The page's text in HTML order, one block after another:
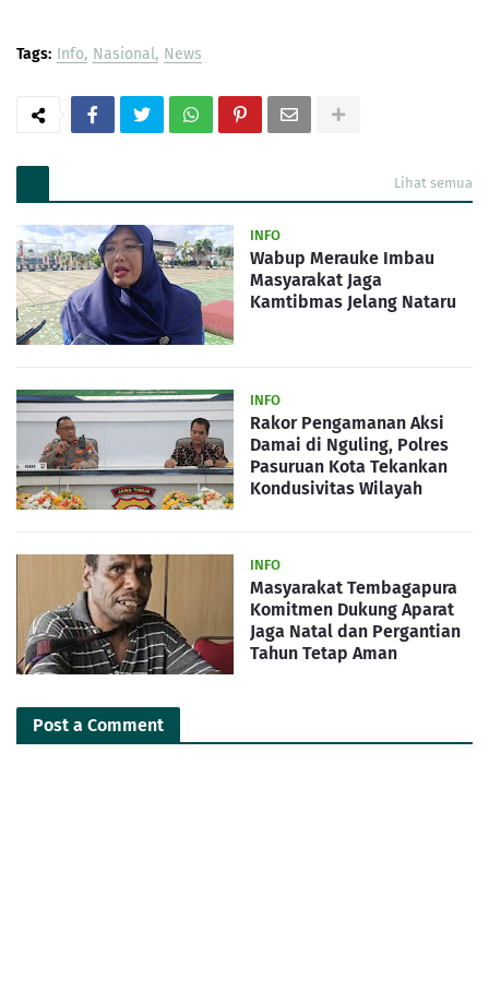
Tags: Info Nasional News
Lihat semua
INFO
Wabup Merauke Imbau
Masyarakat Jaga
Kamtibmas Jelang Nataru
INFO
Rakor Pengamanan Aksi
Damai di Nguling, Polres
Pasuruan Kota Tekankan
Kondusivitas Wilayah
INFO
Masyarakat Tembagapura
Komitmen Dukung Aparat
Jaga Natal dan Pergantian
Tahun Tetap Aman
Post a Comment